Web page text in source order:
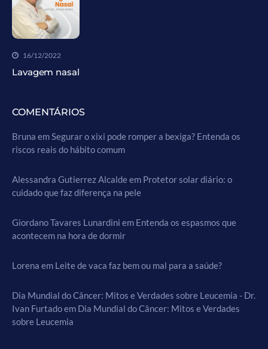
16/12/2022
Lavagem nasal
COMENTÁRIOS
Bruna emSegurar o xixi pode romper a bexiga? Entenda os
riscos reais do hábito comum
Alessandra Gutierrez Alcaldeem Protetor solar diário: o
cuidado que faz diferença na pele
Giordano Tavares Lunardini em Entenda os espasmos que
acontecem na hora de dormir
Lorena em Leite de vaca faz bem ou mal para a saúde?
Dia Mundial do Câncer: Mitos e Verdades sobre Leucemia - Dr.
Ivan Furtadoem Dia Mundial do Câncer: Mitos e Verdades
sobre Leucemia